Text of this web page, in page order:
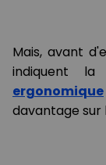
Mais, avant
indiquent la
ergonomique
davantage sur